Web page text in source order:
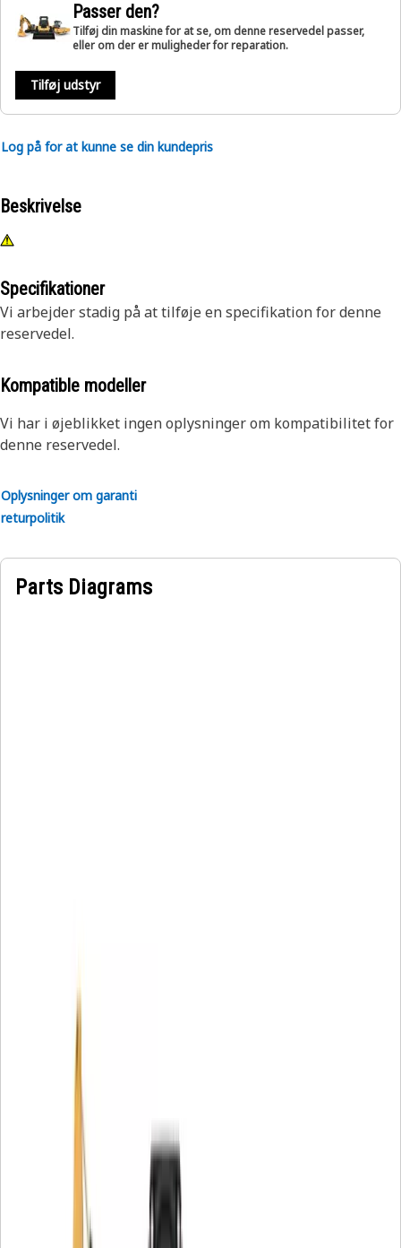
Passer den?
Tilføj din maskine for at se, om denne reservedel passer,
eller om der er muligheder for reparation.
Tilføj udstyr
Log på for at kunne se din kundepris
Beskrivelse
Specifikationer
Vi arbejder stadig på at tilføje en specifikation for denne
reservedel.
Kompatible modeller
Vi har i øjeblikket ingen oplysninger om kompatibilitet for
denne reservedel.
Oplysninger om garanti
returpolitik
Parts Diagrams